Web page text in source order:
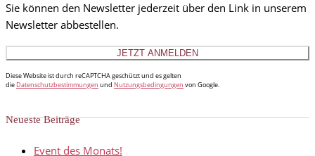
Sie können den Newsletter jederzeit über den Link in unserem
Newsletter abbestellen.
Diese Website ist durch reCAPTCHA geschützt und es gelten
die Datenschutzbestimmungen und Nutzungsbedingungen von Google.
Neueste Beiträge
Event des Monats!